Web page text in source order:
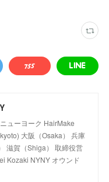
ューヨーク HairMake
大阪（Osaka） 兵庫
滋賀（Shiga） 取締役営
Kozaki NYNY オウンド